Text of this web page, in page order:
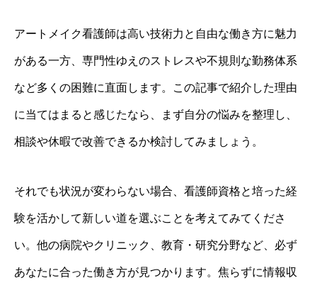
アートメイク看護師は高い技術力と自由な働き方に魅力
がある一方、専門性ゆえのストレスや不規則な勤務体系
など多くの困難に直面します。この記事で紹介した理由
に当てはまると感じたなら、まず自分の悩みを整理し、
相談や休暇で改善できるか検討してみましょう。
それでも状況が変わらない場合、看護師資格と培った経
験を活かして新しい道を選ぶことを考えてみてくださ
い。他の病院やクリニック、教育・研究分野など、必ず
あなたに合った働き方が見つかります。焦らずに情報収